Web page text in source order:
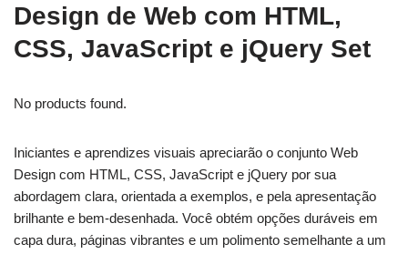
Design de Web com HTML,
CSS, JavaScript e jQuery Set
No products found.
Iniciantes e aprendizes visuais apreciarão o conjunto Web
Design com HTML, CSS, JavaScript e jQuery por sua
abordagem clara, orientada a exemplos, e pela apresentação
brilhante e bem-desenhada. Você obtém opções duráveis em
capa dura, páginas vibrantes e um polimento semelhante a um